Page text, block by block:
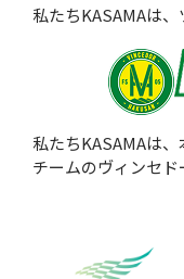
私たちKASAMAは、
私たちKASAMAは
チームのヴィンセド